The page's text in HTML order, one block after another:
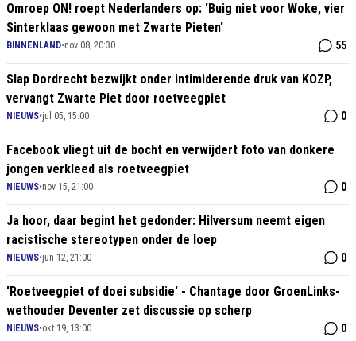
Omroep ON! roept Nederlanders op: 'Buig niet voor Woke, vier
Sinterklaas gewoon met Zwarte Pieten'
BINNENLAND•nov 08, 20:30 55
Slap Dordrecht bezwijkt onder intimiderende druk van KOZP,
vervangt Zwarte Piet door roetveegpiet
NIEUWS•jul 05, 15:00 0
Facebook vliegt uit de bocht en verwijdert foto van donkere
jongen verkleed als roetveegpiet
NIEUWS•nov 15, 21:00 0
Ja hoor, daar begint het gedonder: Hilversum neemt eigen
racistische stereotypen onder de loep
NIEUWS•jun 12, 21:00 0
'Roetveegpiet of doei subsidie' - Chantage door GroenLinks-
wethouder Deventer zet discussie op scherp
NIEUWS•okt 19, 13:00 0